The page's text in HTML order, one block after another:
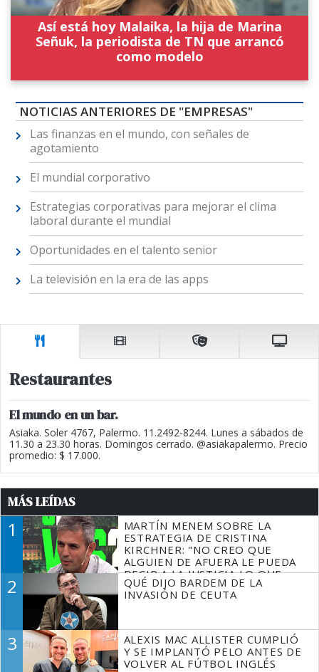
Así está hoy Malaika, la hija de Marina
Señuk, la periodista de TN que arrancó
como modelo
NOTICIAS ANTERIORES DE "EMPRESAS"
Las finanzas en el mundo, con señales de
agotamiento
El mundial corporativo
Estrategias corporativas para mejorar el clima
laboral durante el mundial
Oportunidades en el talento senior
La televisión en la era de las apps
Restaurantes
El mundo en un bar.
Asiaka. Soler 4767, Palermo. 11.2492-8244. Lunes a sábados de
11.30 a 23.30 horas. Domingos cerrado. @asiakapalermo. Precio
promedio: $ 17.000.
MÁS LEÍDAS
1
MARTÍN MENEM SOBRE LA
ESTRATEGIA DE CRISTINA
KIRCHNER: "NO CREO QUE
ALGUIEN DE AFUERA LE PUEDA
DECIR A LA JUSTICIA LO QUE
TIENE QUE HACER"
2
QUÉ DIJO BARDEM DE LA
INVASIÓN DE CEUTA
3
ALEXIS MAC ALLISTER CUMPLIÓ
Y SE IMPLANTÓ PELO ANTES DE
VOLVER AL FÚTBOL INGLÉS